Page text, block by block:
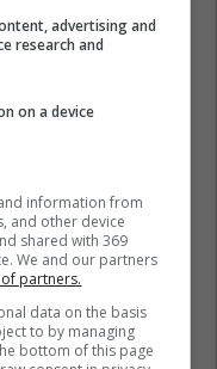
advertising and
research and
on a device
information from
and other device
shared with 369
We and our partners
of partners.
data on the basis
to by managing
bottom of this page